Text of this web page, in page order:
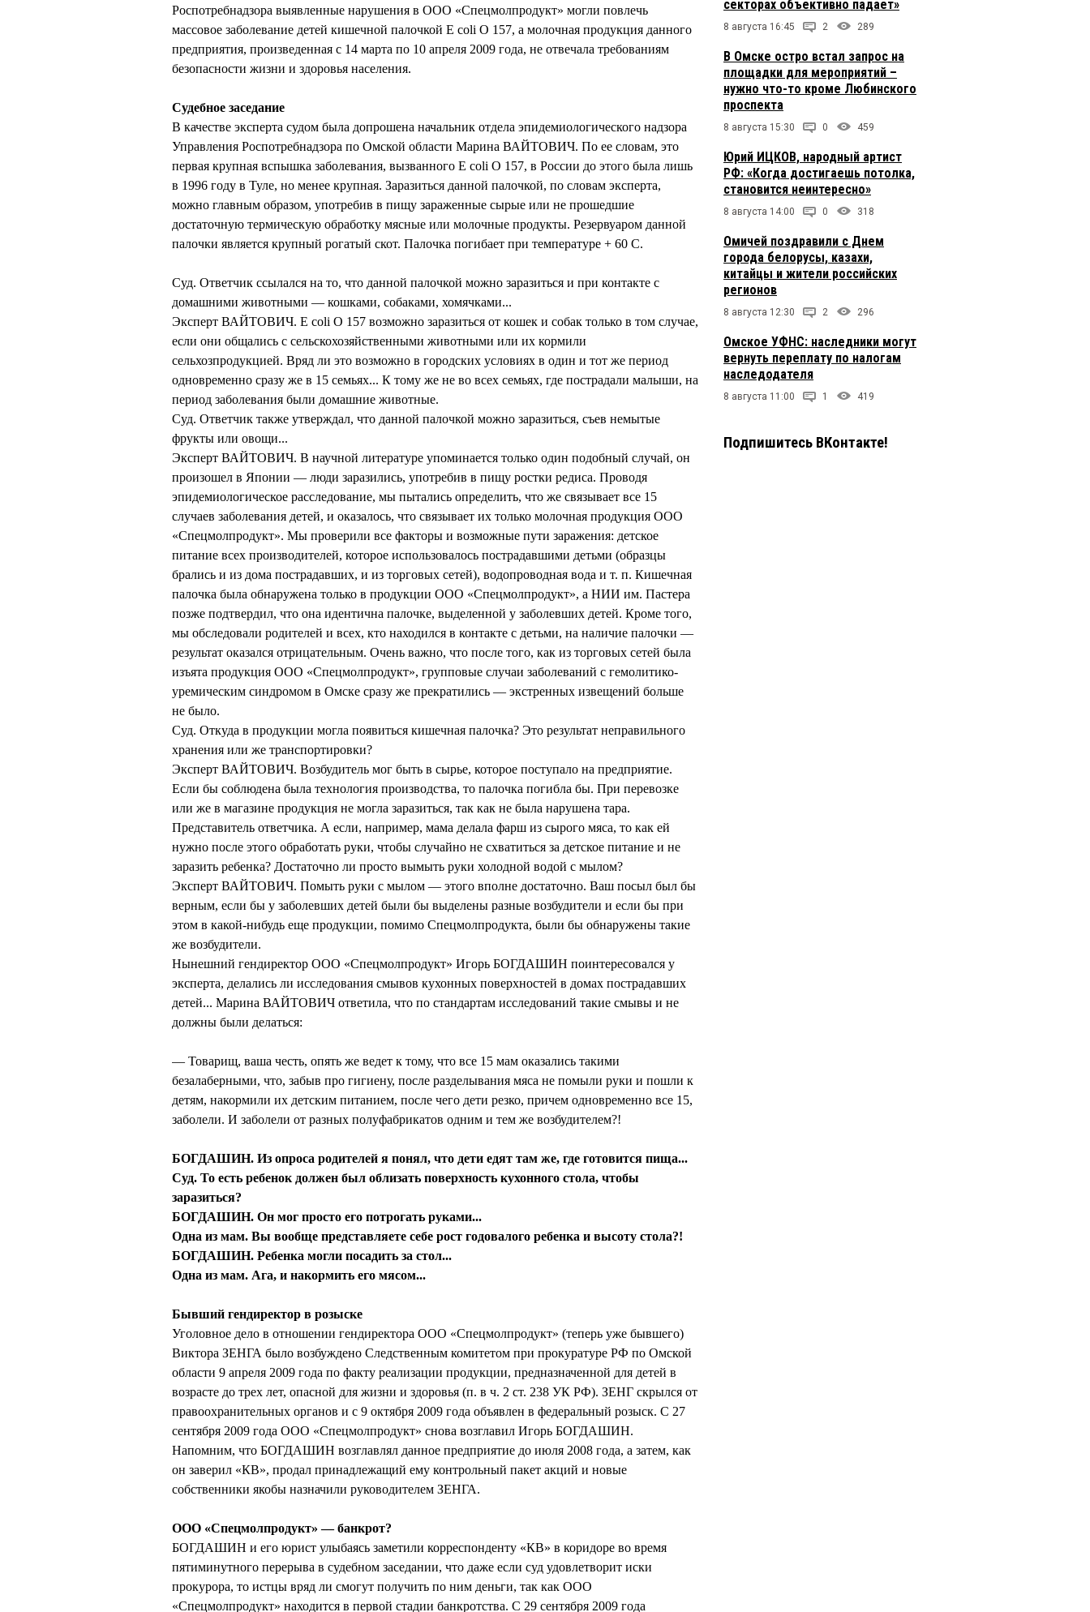
Роспотребнадзора выявленные нарушения в ООО «Спецмолпродукт» могли повлечь
массовое заболевание детей кишечной палочкой E coli O 157, а молочная продукция данного
предприятия, произведенная с 14 марта по 10 апреля 2009 года, не отвечала требованиям
безопасности жизни и здоровья населения.
Судебное заседание
В качестве эксперта судом была допрошена начальник отдела эпидемиологического надзора
Управления Роспотребнадзора по Омской области Марина ВАЙТОВИЧ. По ее словам, это
первая крупная вспышка заболевания, вызванного E coli O 157, в России до этого была лишь
в 1996 году в Туле, но менее крупная. Заразиться данной палочкой, по словам эксперта,
можно главным образом, употребив в пищу зараженные сырые или не прошедшие
достаточную термическую обработку мясные или молочные продукты. Резервуаром данной
палочки является крупный рогатый скот. Палочка погибает при температуре + 60 С.
Суд. Ответчик ссылался на то, что данной палочкой можно заразиться и при контакте с
домашними животными — кошками, собаками, хомячками...
Эксперт ВАЙТОВИЧ. E coli O 157 возможно заразиться от кошек и собак только в том случае,
если они общались с сельскохозяйственными животными или их кормили
сельхозпродукцией. Вряд ли это возможно в городских условиях в один и тот же период
одновременно сразу же в 15 семьях... К тому же не во всех семьях, где пострадали малыши, на
период заболевания были домашние животные.
Суд. Ответчик также утверждал, что данной палочкой можно заразиться, съев немытые
фрукты или овощи...
Эксперт ВАЙТОВИЧ. В научной литературе упоминается только один подобный случай, он
произошел в Японии — люди заразились, употребив в пищу ростки редиса. Проводя
эпидемиологическое расследование, мы пытались определить, что же связывает все 15
случаев заболевания детей, и оказалось, что связывает их только молочная продукция ООО
«Спецмолпродукт». Мы проверили все факторы и возможные пути заражения: детское
питание всех производителей, которое использовалось пострадавшими детьми (образцы
брались и из дома пострадавших, и из торговых сетей), водопроводная вода и т. п. Кишечная
палочка была обнаружена только в продукции ООО «Спецмолпродукт», а НИИ им. Пастера
позже подтвердил, что она идентична палочке, выделенной у заболевших детей. Кроме того,
мы обследовали родителей и всех, кто находился в контакте с детьми, на наличие палочки —
результат оказался отрицательным. Очень важно, что после того, как из торговых сетей была
изъята продукция ООО «Спецмолпродукт», групповые случаи заболеваний с гемолитико-
уремическим синдромом в Омске сразу же прекратились — экстренных извещений больше
не было.
Суд. Откуда в продукции могла появиться кишечная палочка? Это результат неправильного
хранения или же транспортировки?
Эксперт ВАЙТОВИЧ. Возбудитель мог быть в сырье, которое поступало на предприятие.
Если бы соблюдена была технология производства, то палочка погибла бы. При перевозке
или же в магазине продукция не могла заразиться, так как не была нарушена тара.
Представитель ответчика. А если, например, мама делала фарш из сырого мяса, то как ей
нужно после этого обработать руки, чтобы случайно не схватиться за детское питание и не
заразить ребенка? Достаточно ли просто вымыть руки холодной водой с мылом?
Эксперт ВАЙТОВИЧ. Помыть руки с мылом — этого вполне достаточно. Ваш посыл был бы
верным, если бы у заболевших детей были бы выделены разные возбудители и если бы при
этом в какой-нибудь еще продукции, помимо Спецмолпродукта, были бы обнаружены такие
же возбудители.
Нынешний гендиректор ООО «Спецмолпродукт» Игорь БОГДАШИН поинтересовался у
эксперта, делались ли исследования смывов кухонных поверхностей в домах пострадавших
детей... Марина ВАЙТОВИЧ ответила, что по стандартам исследований такие смывы и не
должны были делаться:
— Товарищ, ваша честь, опять же ведет к тому, что все 15 мам оказались такими
безалаберными, что, забыв про гигиену, после разделывания мяса не помыли руки и пошли к
детям, накормили их детским питанием, после чего дети резко, причем одновременно все 15,
заболели. И заболели от разных полуфабрикатов одним и тем же возбудителем?!
БОГДАШИН. Из опроса родителей я понял, что дети едят там же, где готовится пища...
Суд. То есть ребенок должен был облизать поверхность кухонного стола, чтобы
заразиться?
БОГДАШИН. Он мог просто его потрогать руками...
Одна из мам. Вы вообще представляете себе рост годовалого ребенка и высоту стола?!
БОГДАШИН. Ребенка могли посадить за стол...
Одна из мам. Ага, и накормить его мясом...
Бывший гендиректор в розыске
Уголовное дело в отношении гендиректора ООО «Спецмолпродукт» (теперь уже бывшего)
Виктора ЗЕНГА было возбуждено Следственным комитетом при прокуратуре РФ по Омской
области 9 апреля 2009 года по факту реализации продукции, предназначенной для детей в
возрасте до трех лет, опасной для жизни и здоровья (п. в ч. 2 ст. 238 УК РФ). ЗЕНГ скрылся от
правоохранительных органов и с 9 октября 2009 года объявлен в федеральный розыск. С 27
сентября 2009 года ООО «Спецмолпродукт» снова возглавил Игорь БОГДАШИН.
Напомним, что БОГДАШИН возглавлял данное предприятие до июля 2008 года, а затем, как
он заверил «КВ», продал принадлежащий ему контрольный пакет акций и новые
собственники якобы назначили руководителем ЗЕНГА.
ООО «Спецмолпродукт» — банкрот?
БОГДАШИН и его юрист улыбаясь заметили корреспонденту «КВ» в коридоре во время
пятиминутного перерыва в судебном заседании, что даже если суд удовлетворит иски
прокурора, то истцы вряд ли смогут получить по ним деньги, так как ООО
«Спецмолпродукт» находится в первой стадии банкротства. С 29 сентября 2009 года
секторах объективно падает»
8 августа 16:45 2 289
В Омске остро встал запрос на
площадки для мероприятий –
нужно что-то кроме Любинского
проспекта
8 августа 15:30 0 459
Юрий ИЦКОВ, народный артист
РФ: «Когда достигаешь потолка,
становится неинтересно»
8 августа 14:00 0 318
Омичей поздравили с Днем
города белорусы, казахи,
китайцы и жители российских
регионов
8 августа 12:30 2 296
Омское УФНС: наследники могут
вернуть переплату по налогам
наследодателя
8 августа 11:00 1 419
Подпишитесь ВКонтакте!